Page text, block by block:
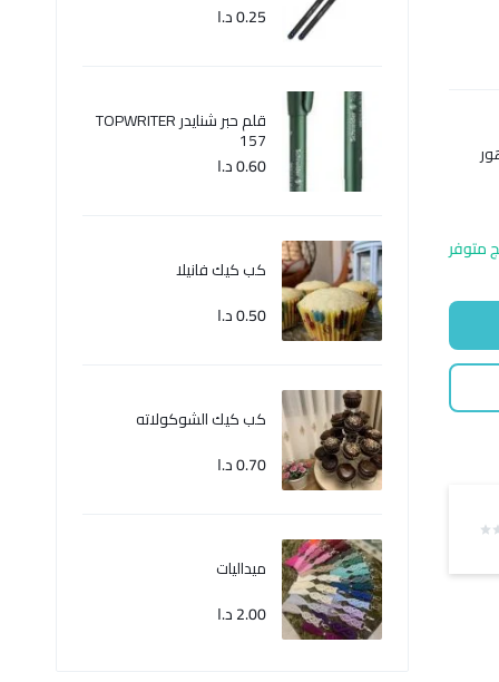
متوفر
0.25د.ا
قلم حبر شنايدر TOPWRITER
157
0.60د.ا
كب كيك فانيلا
0.50د.ا
كب كيك الشوكولاته
0.70د.ا
ميداليات
2.00د.ا